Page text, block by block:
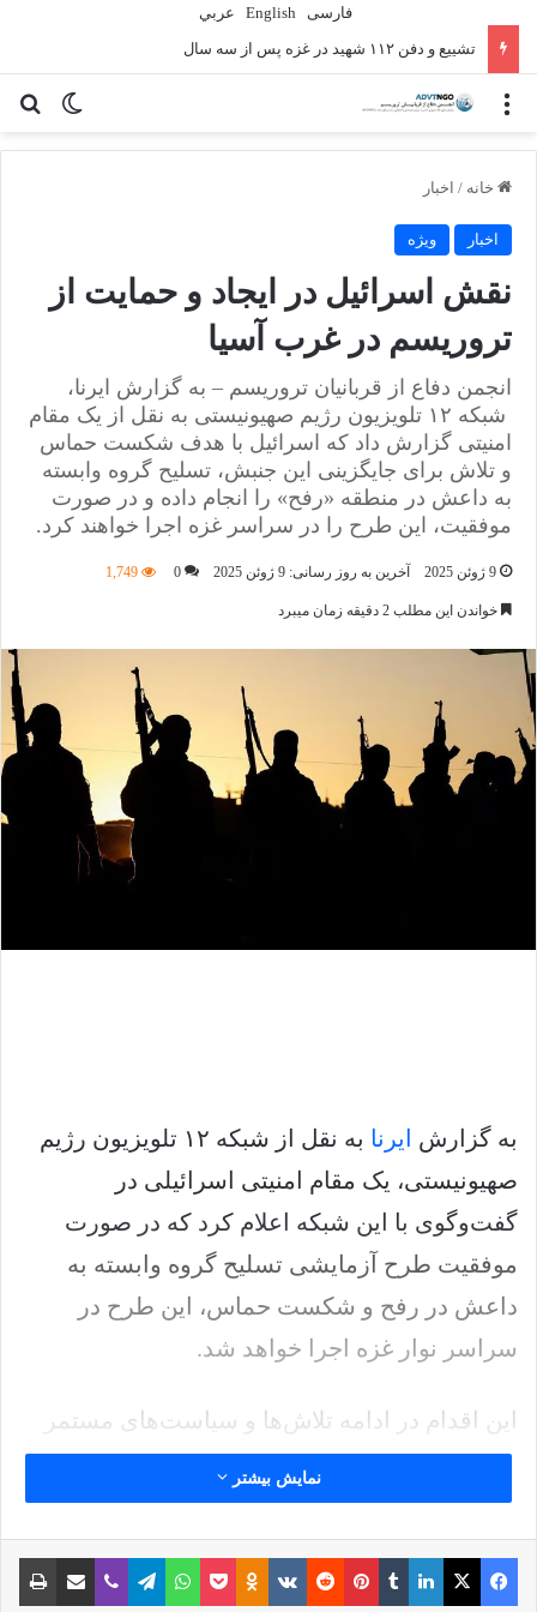
فارسی English
عربي
تشییع و دفن ۱۱۲ شهید در غزه پس از سه سال
تغییر منو
خانه / اخبار
اخبار ویژه
نقش اسرائیل در ایجاد و حمایت از
تروریسم در غرب آسیا
انجمن دفاع از قربانیان تروریسم – به گزارش ایرنا،
شبکه ۱۲ تلویزیون رژیم صهیونیستی به نقل از یک مقام
امنیتی گزارش داد که اسرائیل با هدف شکست حماس
و تلاش برای جایگزینی این جنبش، تسلیح گروه وابسته
به داعش در منطقه «رفح» را انجام داده و در صورت
موفقیت، این طرح را در سراسر غزه اجرا خواهند کرد.
9 ژوئن 2025 آخرین به روز رسانی: 9 ژوئن 2025 0
1,749
خواندن این مطلب 2 دقیقه زمان میبرد
به گزارش ایرنا
به نقل از شبکه ۱۲ تلویزیون رژیم
صهیونیستی، یک مقام امنیتی اسرائیلی در
گفت‌وگوی با این شبکه اعلام کرد که در صورت
موفقیت طرح آزمایشی تسلیح گروه وابسته به
داعش در رفح و شکست حماس، این طرح در
سراسر نوار غزه اجرا خواهد شد.
این اقدام در ادامه تلاش‌ها و سیاست‌های مستمر
رژیم صهیونیستی برای اشغال کامل غزه، پایان
دادن به حکمرانی حماس و تشکیل یک نهاد جدید به
جای این جنبش است. این در حالی است که سران
سیاسی (رژیم) اسرائیل به صراحت هرگونه
نمایش بیشتر
فیس بوک X لینکدین‫تامبلر‫پین‌ترست
‫رددیت‫VKontakte
‫Odnoklassniki
پاکتواتس آپ تلگراموایبر اشتراک گذاری از طریق ایمیل